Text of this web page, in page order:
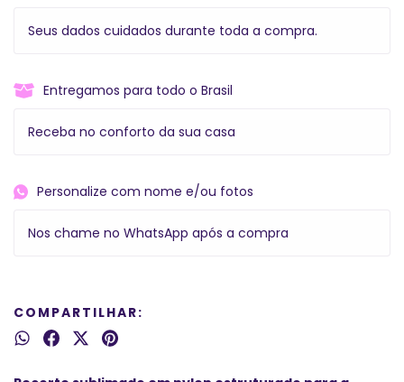
Seus dados cuidados durante toda a compra.
Entregamos para todo o Brasil
Receba no conforto da sua casa
Personalize com nome e/ou fotos
Nos chame no WhatsApp após a compra
COMPARTILHAR: